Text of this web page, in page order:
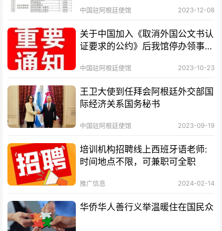
中国驻阿根廷使馆 2023-12-08
关于中国加入《取消外国公文书认
证要求的公约》后我馆停办领事认
中国驻阿根廷使馆 2023-10-23
王卫大使到任拜会阿根廷外交部国
际经济关系国务秘书
中国驻阿根廷使馆 2023-09-19
培训机构招聘线上西班牙语老师:
时间地点不限，可兼职可全职
推广信息 2024-02-14
华侨华人善行义举温暖住在国民众